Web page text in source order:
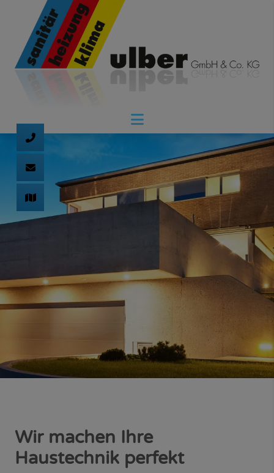
Wir machen Ihre
Haustechnik perfekt